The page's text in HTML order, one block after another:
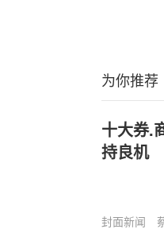
为你推荐
十大券.
持良机
封面新闻